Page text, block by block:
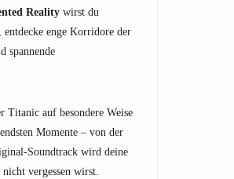
Reality wirst du
enge Korridore der
spannende
Titanic auf besondere Weise
Momente – von der
Soundtrack wird deine
nicht vergessen wirst.